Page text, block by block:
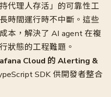
代理人存活」的可靠性工
時間運行時不中斷。這些
本，解決了 AI agent 在複
狀態的工程難題。
Cloud 的 Alerting &
SDK 供開發者整合